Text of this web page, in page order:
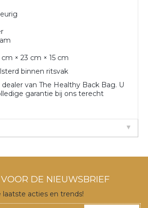
× 23 cm × 15 cm
binnen ritsvak
van The Healthy Back Bag. U
garantie bij ons terecht
DE NIEUWSBRIEF
laatste acties en trends!